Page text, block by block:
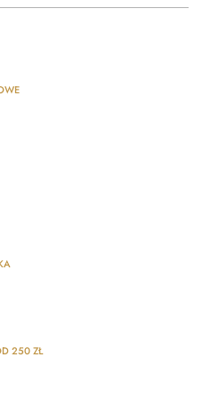
250 ZŁ